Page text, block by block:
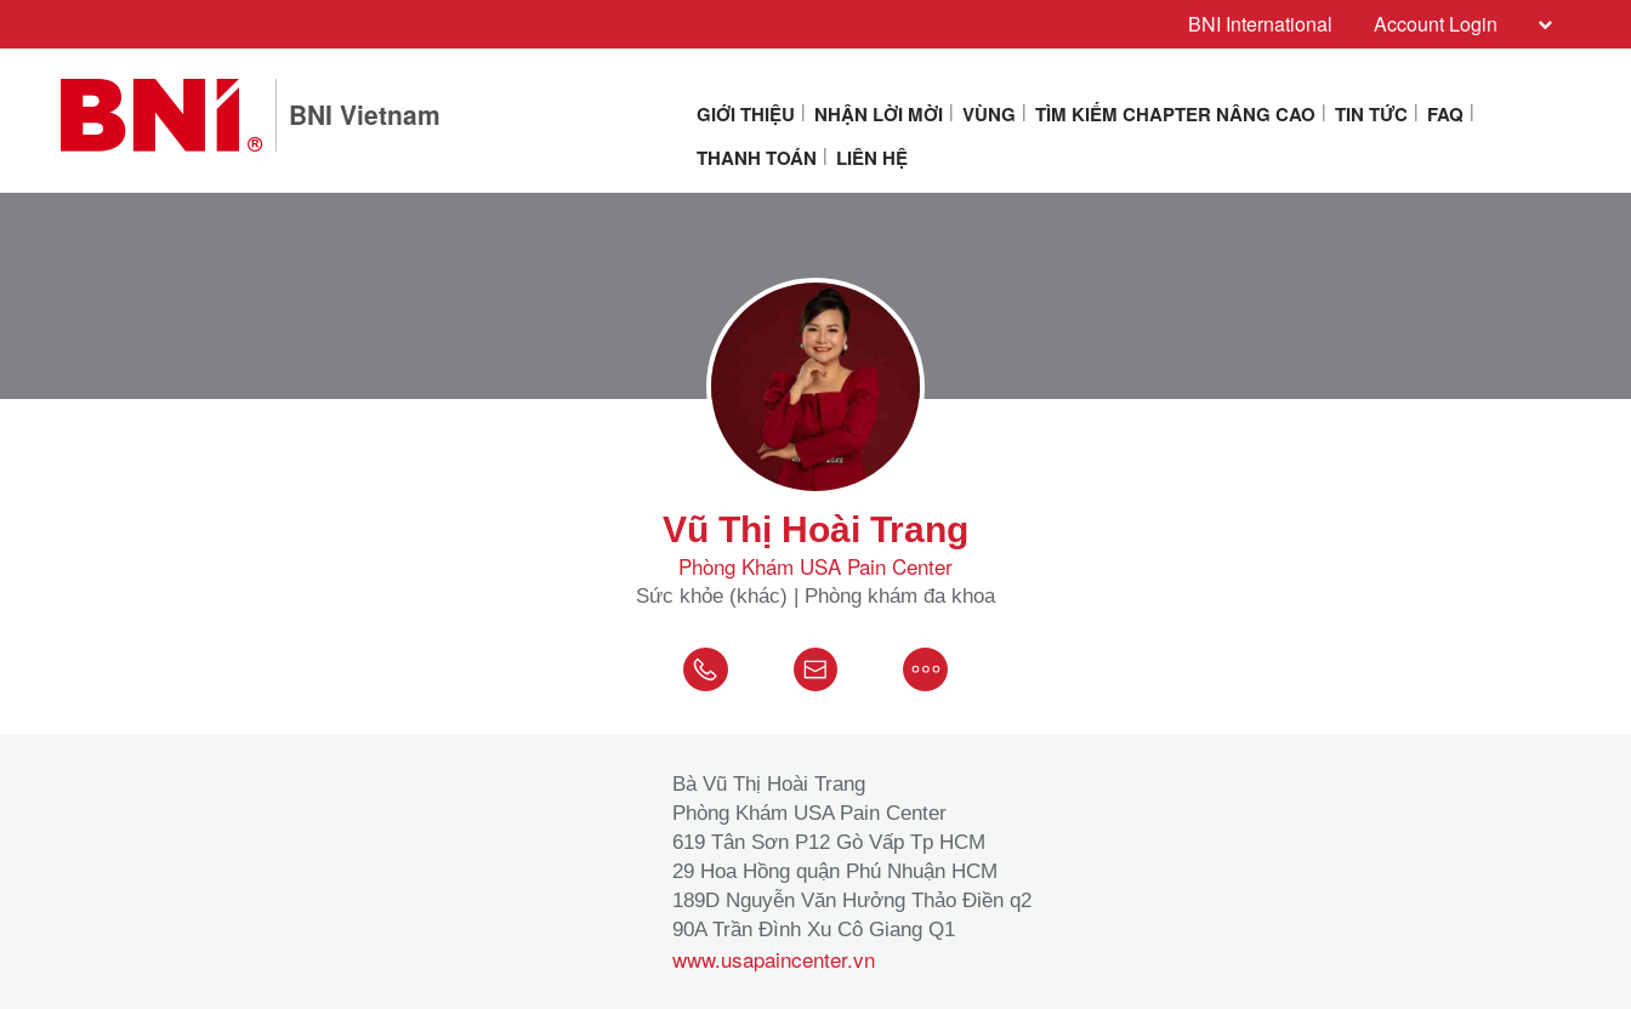
BNI International Account Login
BNI Vietnam GIỚI THIỆU NHẬN LỜI MỜI VÙNG TÌM KIẾM CHAPTER NÂNG CAO TIN TỨC
FAQ
THANH TOÁN
LIÊN HỆ
Vũ Thị Hoài Trang
Phòng Khám USA Pain Center
Sức khỏe (khác) | Phòng khám đa khoa
Bà Vũ Thị Hoài Trang
Phòng Khám USA Pain Center
619 Tân Sơn P12 Gò Vấp Tp HCM
29 Hoa Hồng quận Phú Nhuận HCM
189D Nguyễn Văn Hưởng Thảo Điền q2
90A Trần Đình Xu Cô Giang Q1
www.usapaincenter.vn